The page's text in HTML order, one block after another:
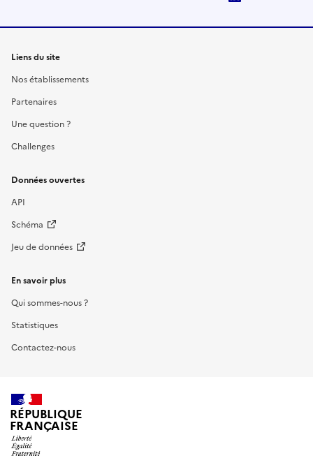
Liens du site
Nos établissements
Partenaires
Une question ?
Challenges
Données ouvertes
API
Schéma
Jeu de données
En savoir plus
Qui sommes-nous ?
Statistiques
Contactez-nous
RÉPUBLIQUE
FRANÇAISE